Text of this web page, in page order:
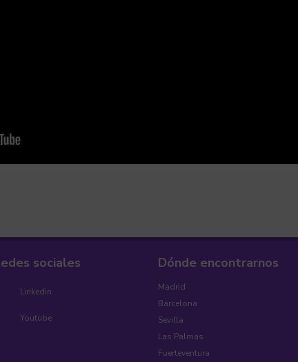
sociales
Linkedin
Youtube
Dónde encontrarnos
Madrid
Barcelona
Sevilla
Las Palmas
Fuerteventura